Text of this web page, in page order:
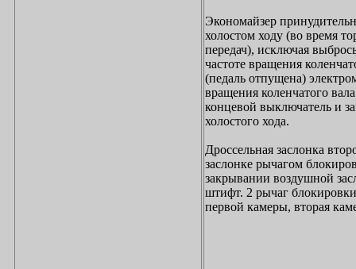
Экономайзер
холостом ходу (во время
передач), исключая
частоте вращения
(педаль отпущена)
вращения коленчатого
концевой выключатель и
холостого хода.
Дроссельная заслонка
заслонке рычагом
закрывании воздушной
штифт. 2 рычаг
первой камеры, вторая